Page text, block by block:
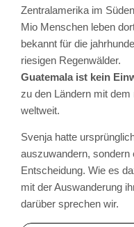
Zentralamerika im
Mio Menschen leben
bekannt für die
riesigen Regenwälder.
Guatemala ist kein
zu den Ländern mit
weltweit.
Svenja hatte
auszuwandern, sondern
Entscheidung. Wie es
mit der Auswanderung
darüber sprechen wir.